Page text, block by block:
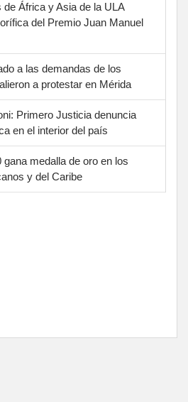
África y Asia de la ULA
del Premio Juan Manuel
a las demandas de los
a protestar en Mérida
Primero Justicia denuncia
en el interior del país
gana medalla de oro en los
y del Caribe